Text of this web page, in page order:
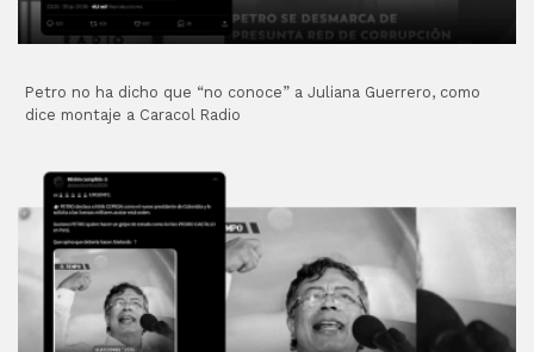
Petro no ha dicho que “no conoce” a Juliana Guerrero, como
dice montaje a Caracol Radio